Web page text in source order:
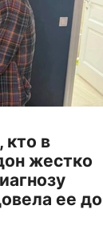
кто в
жестко
ее до